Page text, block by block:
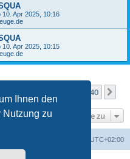
Ihnen den
Nutzung zu
10. Apr 2025, 10:16
10. Apr 2025, 10:15
40
Gehe zu
UTC+02:00